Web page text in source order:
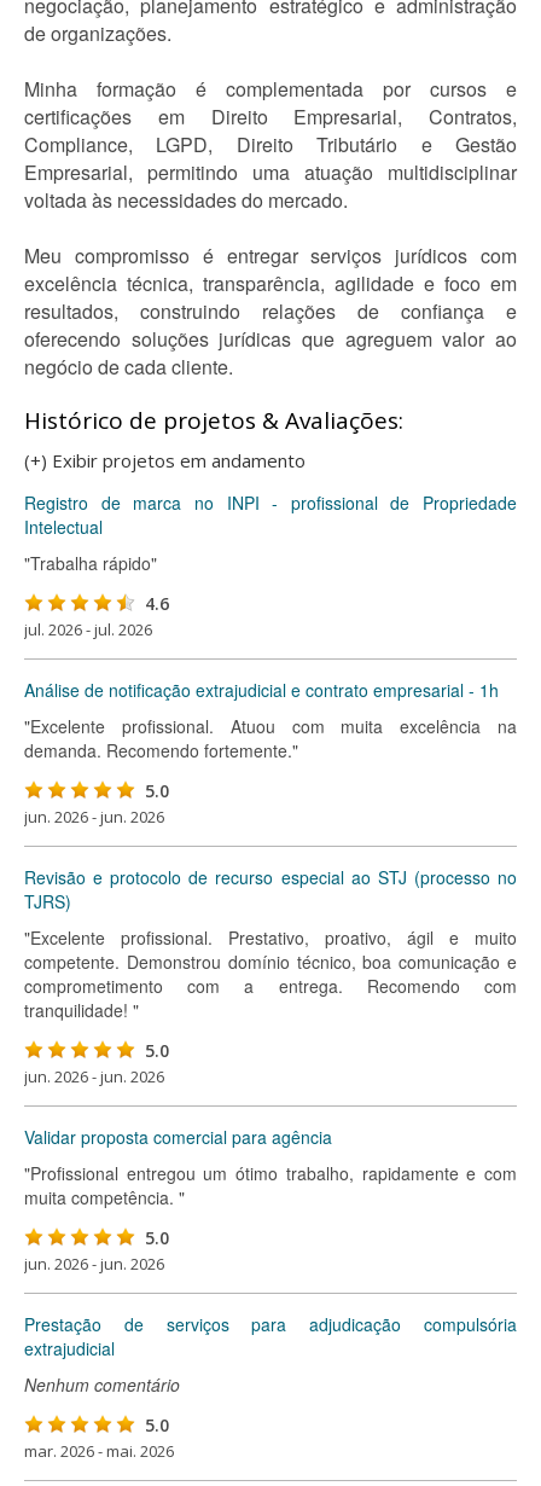
de organizações.
Minha formação é complementada por cursos e
certificações em Direito Empresarial, Contratos,
Compliance, LGPD, Direito Tributário e Gestão
Empresarial, permitindo uma atuação multidisciplinar
voltada às necessidades do mercado.
Meu compromisso é entregar serviços jurídicos com
excelência técnica, transparência, agilidade e foco em
resultados, construindo relações de confiança e
oferecendo soluções jurídicas que agreguem valor ao
negócio de cada cliente.
Histórico de projetos & Avaliações:
(+) Exibir projetos em andamento
Registro de marca no INPI - profissional de Propriedade
Intelectual
"Trabalha rápido"
4.6
jul. 2026 - jul. 2026
Análise de notificação extrajudicial e contrato empresarial - 1h
"Excelente profissional. Atuou com muita excelência na
demanda. Recomendo fortemente."
5.0
jun. 2026 - jun. 2026
Revisão e protocolo de recurso especial ao STJ (processo no
TJRS)
"Excelente profissional. Prestativo, proativo, ágil e muito
competente. Demonstrou domínio técnico, boa comunicação e
comprometimento com a entrega. Recomendo com
tranquilidade! "
5.0
jun. 2026 - jun. 2026
Validar proposta comercial para agência
"Profissional entregou um ótimo trabalho, rapidamente e com
muita competência. "
5.0
jun. 2026 - jun. 2026
Prestação de serviços para adjudicação compulsória
extrajudicial
Nenhum comentário
5.0
mar. 2026 - mai. 2026